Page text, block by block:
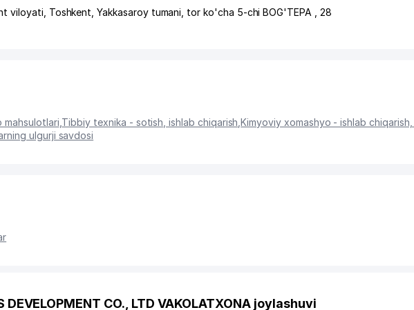
viloyati Toshkent ,Yakkasaroy tumani tor ko'cha 5-chi BOG'TEPA , 28
mahsulotlari Tibbiy texnika - sotish, ishlab chiqarish ,Kimyoviy xomashyo - ishlab
ulgurji savdosi
DEVELOPMENT CO., LTD VAKOLATXONA joylashuvi